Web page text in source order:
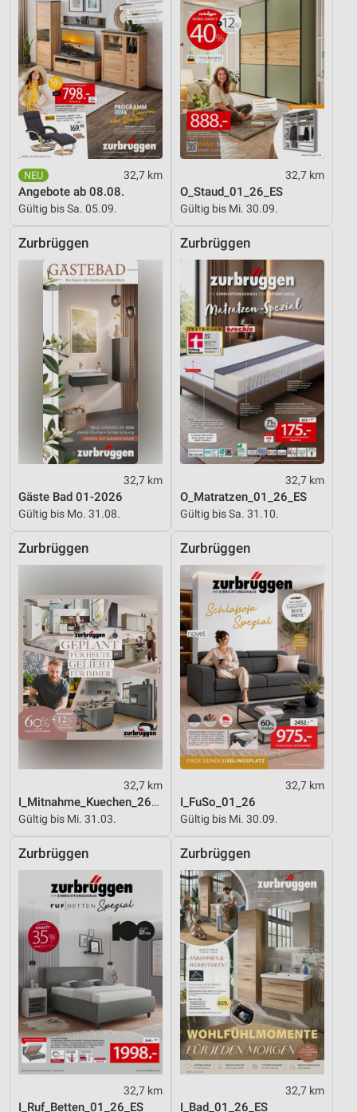
32,7 km
Angebote ab 08.08.
Gültig bis Sa. 05.09.
32,7 km
O_Staud_01_26_ES
Gültig bis Mi. 30.09.
Zurbrüggen
32,7 km
Gäste Bad 01-2026
Gültig bis Mo. 31.08.
Zurbrüggen
32,7 km
O_Matratzen_01_26_ES
Gültig bis Sa. 31.10.
Zurbrüggen
32,7 km
I_Mitnahme_Kuechen_26_ES
Gültig bis Mi. 31.03.
Zurbrüggen
32,7 km
I_FuSo_01_26
Gültig bis Mi. 30.09.
Zurbrüggen
32,7 km
I_Ruf_Betten_01_26_ES
Zurbrüggen
32,7 km
I_Bad_01_26_ES